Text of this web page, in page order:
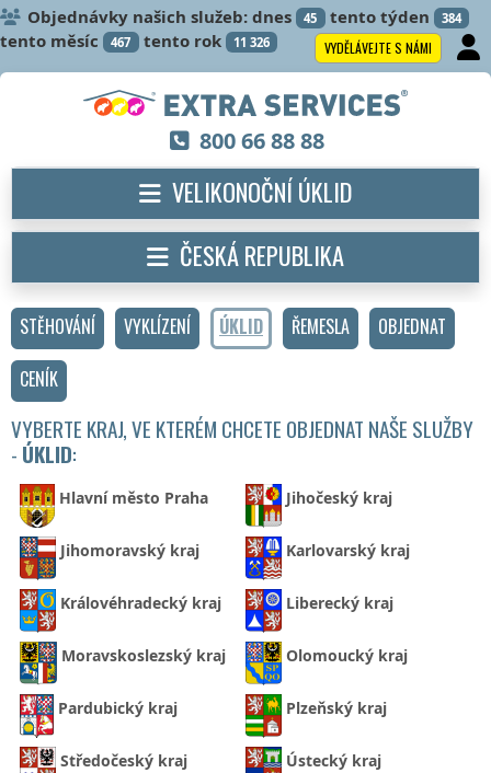
Objednávky našich služeb: dnes 45 tento týden 384
tento měsíc 467 tento rok 11 326 VYDĚLÁVEJTE S NÁMI
STĚHOVÁNÍ VYKLÍZENÍ ÚKLID ŘEMESLA
OBJEDNAT
CENÍK
VYBERTE KRAJ, VE KTERÉM CHCETE OBJEDNAT NAŠE SLUŽBY
- ÚKLID:
Hlavní město Praha Jihočeský kraj
Jihomoravský kraj Karlovarský kraj
Královéhradecký kraj Liberecký kraj
Moravskoslezský kraj Olomoucký kraj
Pardubický kraj Plzeňský kraj
Středočeský kraj Ústecký kraj
800 66 88 88
VELIKONOČNÍ ÚKLID
ČESKÁ REPUBLIKA